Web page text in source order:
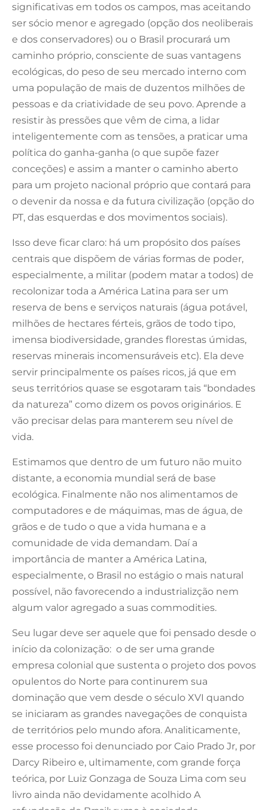
significativas em todos os campos, mas aceitando
ser sócio menor e agregado (opção dos neoliberais
e dos conservadores) ou o Brasil procurará um
caminho próprio, consciente de suas vantagens
ecológicas, do peso de seu mercado interno com
uma população de mais de duzentos milhões de
pessoas e da criatividade de seu povo. Aprende a
resistir às pressões que vêm de cima, a lidar
inteligentemente com as tensões, a praticar uma
política do ganha-ganha (o que supõe fazer
conceções) e assim a manter o caminho aberto
para um projeto nacional próprio que contará para
o devenir da nossa e da futura civilização (opção do
PT, das esquerdas e dos movimentos sociais).
Isso deve ficar claro: há um propósito dos países
centrais que dispõem de várias formas de poder,
especialmente, a militar (podem matar a todos) de
recolonizar toda a América Latina para ser um
reserva de bens e serviços naturais (água potável,
milhões de hectares férteis, grãos de todo tipo,
imensa biodiversidade, grandes florestas úmidas,
reservas minerais incomensuráveis etc). Ela deve
servir principalmente os países ricos, já que em
seus territórios quase se esgotaram tais “bondades
da natureza” como dizem os povos originários. E
vão precisar delas para manterem seu nível de
vida.
Estimamos que dentro de um futuro não muito
distante, a economia mundial será de base
ecológica. Finalmente não nos alimentamos de
computadores e de máquimas, mas de água, de
grãos e de tudo o que a vida humana e a
comunidade de vida demandam. Daí a
importância de manter a América Latina,
especialmente, o Brasil no estágio o mais natural
possível, não favorecendo a industrializção nem
algum valor agregado a suas commodities.
Seu lugar deve ser aquele que foi pensado desde o
início da colonização: o de ser uma grande
empresa colonial que sustenta o projeto dos povos
opulentos do Norte para continurem sua
dominação que vem desde o século XVI quando
se iniciaram as grandes navegações de conquista
de territórios pelo mundo afora. Analiticamente,
esse processo foi denunciado por Caio Prado Jr, por
Darcy Ribeiro e, ultimamente, com grande força
teórica, por Luiz Gonzaga de Souza Lima com seu
livro ainda não devidamente acolhido A